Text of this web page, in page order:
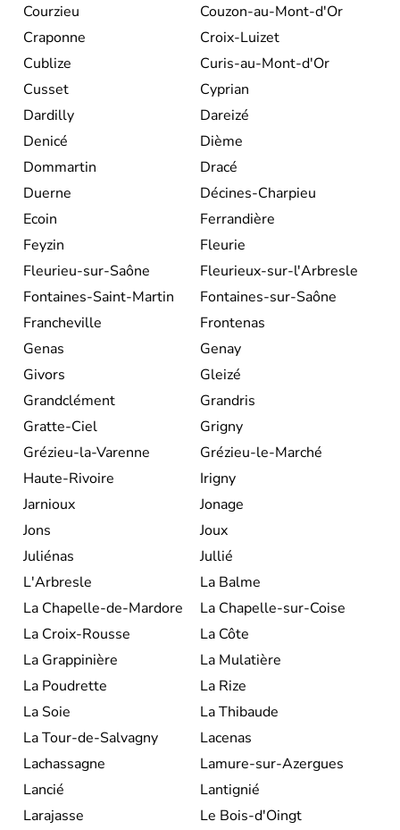
Courzieu
Couzon-au-Mont-d'Or
Craponne
Croix-Luizet
Cublize
Curis-au-Mont-d'Or
Cusset
Cyprian
Dardilly
Dareizé
Denicé
Dième
Dommartin
Dracé
Duerne
Décines-Charpieu
Ecoin
Ferrandière
Feyzin
Fleurie
Fleurieu-sur-Saône
Fleurieux-sur-l'Arbresle
Fontaines-Saint-Martin
Fontaines-sur-Saône
Francheville
Frontenas
Genas
Genay
Givors
Gleizé
Grandclément
Grandris
Gratte-Ciel
Grigny
Grézieu-la-Varenne
Grézieu-le-Marché
Haute-Rivoire
Irigny
Jarnioux
Jonage
Jons
Joux
Juliénas
Jullié
L'Arbresle
La Balme
La Chapelle-de-Mardore
La Chapelle-sur-Coise
La Croix-Rousse
La Côte
La Grappinière
La Mulatière
La Poudrette
La Rize
La Soie
La Thibaude
La Tour-de-Salvagny
Lacenas
Lachassagne
Lamure-sur-Azergues
Lancié
Lantignié
Larajasse
Le Bois-d'Oingt